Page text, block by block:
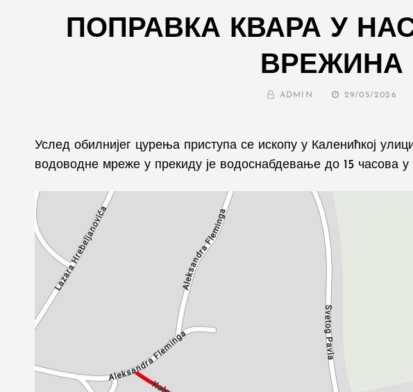
ПОПРАВКА КВАРА У
ВРЕЖИНА
BY ADMIN
POSTED
29/05/2026
Услед обилнијег цурења приступа се ископу у Каленићкој
водоводне мреже у прекиду је водоснабдевање до 15 часова у